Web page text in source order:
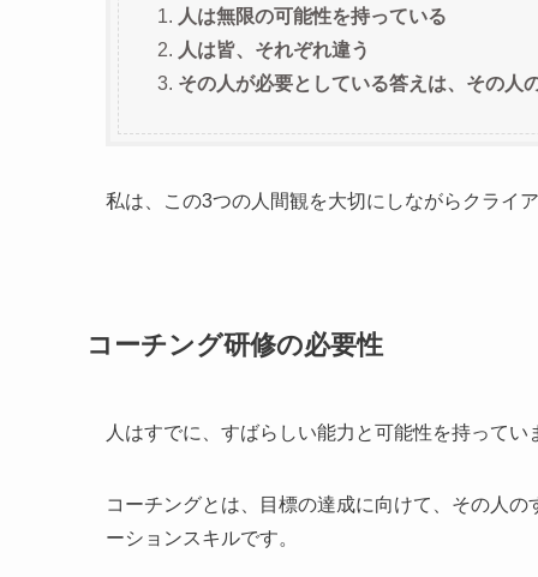
人は無限の可能性を持っている
人は皆、それぞれ違う
その人が必要としている答えは、その人
私は、この3つの人間観を大切にしながらクライ
コーチング研修の必要性
人はすでに、すばらしい能力と可能性を持ってい
コーチングとは、目標の達成に向けて、その人
ーションスキルです。